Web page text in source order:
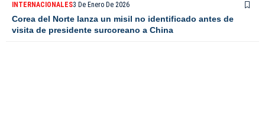
INTERNACIONALES3 De Enero De 2026
Corea del Norte lanza un misil no identificado antes de
visita de presidente surcoreano a China